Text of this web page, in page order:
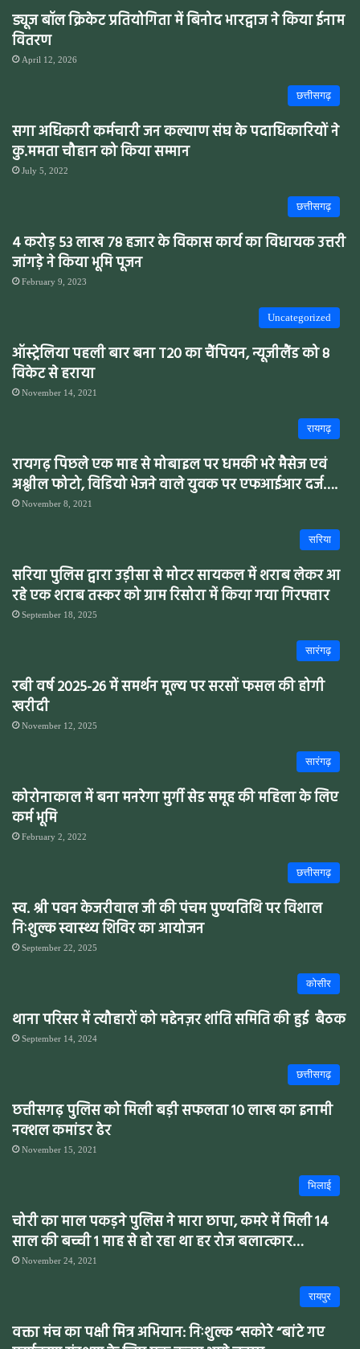
ड्यूज बॉल क्रिकेट प्रतियोगिता में बिनोद भारद्वाज ने किया ईनाम
वितरण
April 12, 2026
छत्तीसगढ़
सगा अधिकारी कर्मचारी जन कल्याण संघ के पदाधिकारियों ने
कु.ममता चौहान को किया सम्मान
July 5, 2022
छत्तीसगढ़
4 करोड़ 53 लाख 78 हजार के विकास कार्य का विधायक उत्तरी
जांगड़े ने किया भूमि पूजन
February 9, 2023
Uncategorized
ऑस्ट्रेलिया पहली बार बना T20 का चैंपियन, न्यूजीलैंड को 8
विकेट से हराया
November 14, 2021
रायगढ़
रायगढ़ पिछले एक माह से मोबाइल पर धमकी भरे मैसेज एवं
अश्लील फोटो, विडियो भेजने वाले युवक पर एफआईआर दर्ज….
November 8, 2021
सरिया
सरिया पुलिस द्वारा उड़ीसा से मोटर सायकल में शराब लेकर आ
रहे एक शराब तस्कर को ग्राम रिसोरा में किया गया गिरफ्तार
September 18, 2025
सारंगढ़
रबी वर्ष 2025-26 में समर्थन मूल्य पर सरसों फसल की होगी
खरीदी
November 12, 2025
सारंगढ़
कोरोनाकाल में बना मनरेगा मुर्गी सेड समूह की महिला के लिए
कर्म भूमि
February 2, 2022
छत्तीसगढ़
स्व. श्री पवन केजरीवाल जी की पंचम पुण्यतिथि पर विशाल
निःशुल्क स्वास्थ्य शिविर का आयोजन
September 22, 2025
कोसीर
थाना परिसर में त्यौहारों को मद्देनज़र शांति समिति की हुई बैठक
September 14, 2024
छत्तीसगढ़
छत्तीसगढ़ पुलिस को मिली बड़ी सफलता 10 लाख का इनामी
नक्शल कमांडर ढेर
November 15, 2021
भिलाई
चोरी का माल पकड़ने पुलिस ने मारा छापा, कमरे में मिली 14
साल की बच्ची 1 माह से हो रहा था हर रोज बलात्कार…
November 24, 2021
रायपुर
वक्ता मंच का पक्षी मित्र अभियान: निःशुल्क “सकोरे “बांटे गए